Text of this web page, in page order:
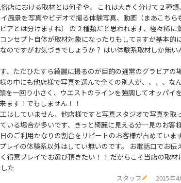
店における取材とは何ぞや、 これは大きく分けて２種
風景を写真やビデオで撮る体験写真、動画（まあこちら
アとは分けますね） の２種類だと思われます、極々稀に
ンセプト自体が取材対象になったりもしてますが基本的
のですがお気づきでしょうか？ はい体験系取材しか無い
、ただひたすら綺麗に撮るのが目的の通常のグラビアの
の中にも他店様で写真を選んで全くの別人が、、、、な
を一回り小さく、ウエストのラインを強調してオッパイ
ます！でもしません！！
はしていません、他店様ですと写真スタジオで写真を取
いる場合が多いです、きっと綺麗に見える分一見のお客
のご利用かなりの割合をリピートのお客様が占めていま
レイの体験系以外はしてい無いのです。 お電話口でお伝
得意プレイでお選び頂きたい！！ だからこそ当店の取材
た
スタッフ 2015年4